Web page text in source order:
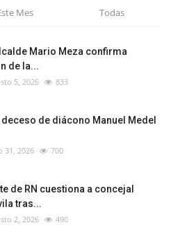
Mes Todas
Mario Meza confirma
de la...
5, 2026 833
de diácono Manuel Medel
31, 2026 700
de RN cuestiona a concejal
tras...
2, 2026 490